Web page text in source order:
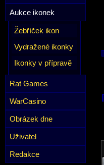
Aukce ikonek
Žebříček ikon
Vydražené ikonky
Ikonky v přípravě
Rat Games
WarCasino
Obrázek dne
Uživatel
Redakce